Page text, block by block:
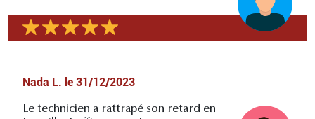
Nada L. le 31/12/2023
Le technicien a rattrapé son retard en